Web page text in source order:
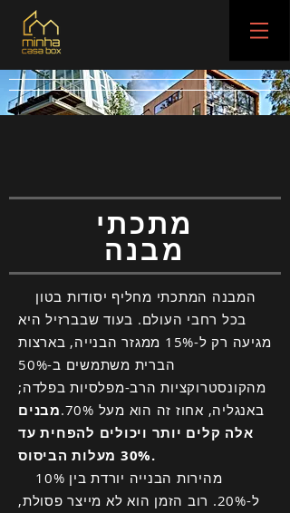
מתכתי
מבנה
המבנה המתכתי מחליף יסודות בטון
בכל רחבי העולם. בעוד שבברזיל היא
מגיעה רק ל-15% ממגזר הבנייה, בארצות
הברית משתמשים ב-50%
מהקונסטרוקציות הרב-מפלסיות בפלדה;
באנגליה, אחוז זה הוא מעל 70%.
מבנים
אלה קלים יותר ויכולים להפחית עד
30% מעלות הביסוס.
ל-20%. רוב הזמן הוא לא מייצר פסולת,